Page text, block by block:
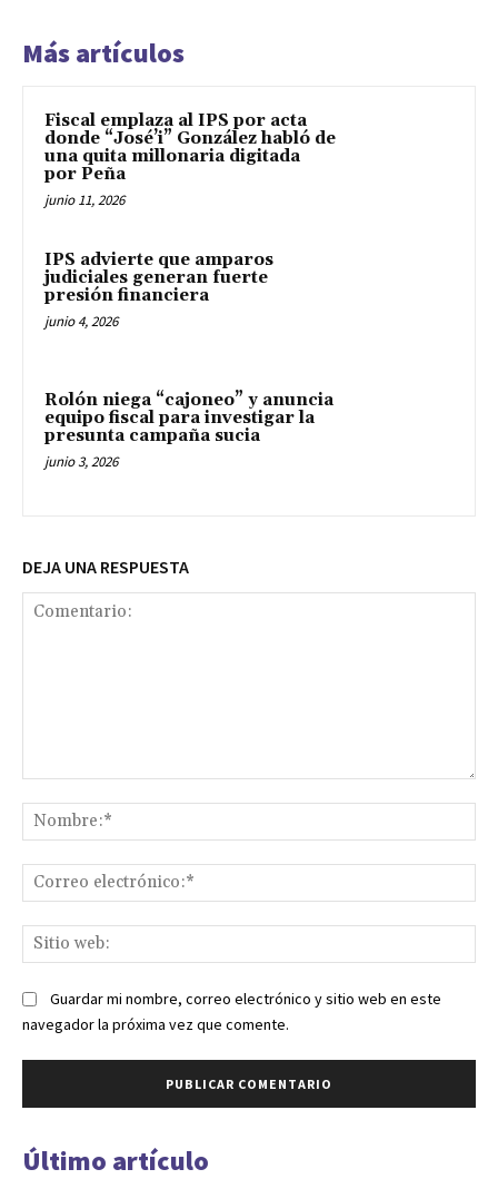
Más artículos
Fiscal emplaza al IPS por acta
donde “José’i” González habló de
una quita millonaria digitada
por Peña
junio 11, 2026
IPS advierte que amparos
judiciales generan fuerte
presión financiera
junio 4, 2026
Rolón niega “cajoneo” y anuncia
equipo fiscal para investigar la
presunta campaña sucia
junio 3, 2026
DEJA UNA RESPUESTA
Guardar mi nombre, correo electrónico y sitio web en este
navegador la próxima vez que comente.
Último artículo